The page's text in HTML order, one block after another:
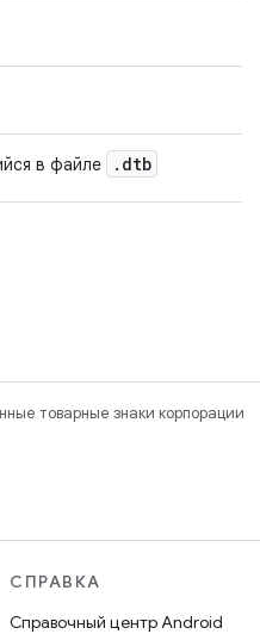
в файле . dtb
товарные знаки корпорации
СПРАВКА
Справочный центр Android